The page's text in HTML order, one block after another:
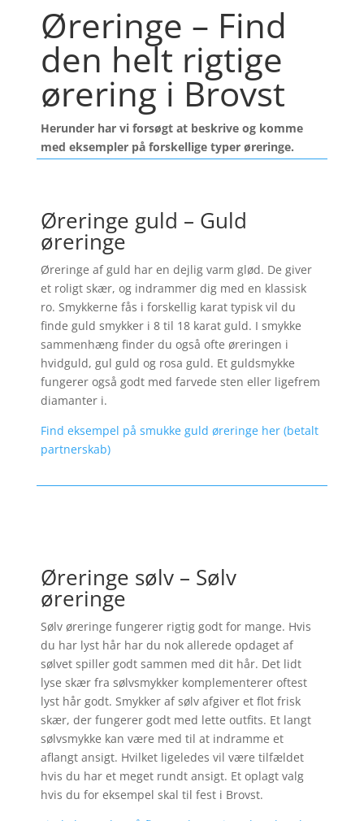
Øreringe – Find
den helt rigtige
ørering i Brovst
Herunder har vi forsøgt at beskrive og komme
med eksempler på forskellige typer øreringe.
Øreringe guld – Guld
øreringe
Øreringe af guld har en dejlig varm glød. De giver
et roligt skær, og indrammer dig med en klassisk
ro. Smykkerne fås i forskellig karat typisk vil du
finde guld smykker i 8 til 18 karat guld. I smykke
sammenhæng finder du også ofte øreringen i
hvidguld, gul guld og rosa guld. Et guldsmykke
fungerer også godt med farvede sten eller ligefrem
diamanter i.
Find eksempel på smukke guld øreringe her (betalt
partnerskab)
Øreringe sølv – Sølv
øreringe
Sølv øreringe fungerer rigtig godt for mange. Hvis
du har lyst hår har du nok allerede opdaget af
sølvet spiller godt sammen med dit hår. Det lidt
lyse skær fra sølvsmykker komplementerer oftest
lyst hår godt. Smykker af sølv afgiver et flot frisk
skær, der fungerer godt med lette outfits. Et langt
sølvsmykke kan være med til at indramme et
aflangt ansigt. Hvilket ligeledes vil være tilfældet
hvis du har et meget rundt ansigt. Et oplagt valg
hvis du for eksempel skal til fest i Brovst.